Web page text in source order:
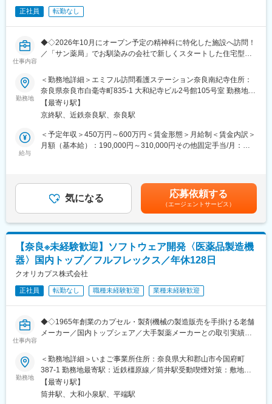
・サービス提供責任者（入社半年／年収420～650万円）
・サービスマネージャー（入社1年／年収560～700万円）
・エリアマネージャー（入社1年～／年収700～800万円）
・ブロックマネージャー（年収800～900万円）
・ゼネラルマネージャー（年収900～1200万円）
■ポジションの特徴：
フィスポジションです。
施設スタッフやご利用者様、ご家族様、ケアマネジャーなど多く
ン力も活かしながら活躍いただけます。未経験からでも介護事務
の専門知識を身につけ、着実にスキルアップできる環境です。
■評価制度：
価する目標管理制度を導入しています。目標達成に向けたプロセ
スや日々の取り組みも重視しており、一人ひとりの頑張りを適正
風通しが良く、部署や役職を問わず気軽に相談・意見交換ができ
る環境です。社内コミュニケーションも活発で、チームワークを
大切にしながら業務を進めています。
■福利厚生充実：
福利厚生倶楽部への加入、エクシブホテルの利用、誕生日ケーキ
のプレゼント、新年会・歓迎会など社内イベント費用の会社負担
など、福利厚生制度が充実しています。
また、社員同士の交流を深める機会として、BBQ、社長宅での蟹
パーティー、ゴルフ、ボウリングといった社内イベントも開催さ
変更の範囲：無
正社員 転勤なし
仕事内容
◆◇2026年10月にオープン予定の精神科に特化した施設へ訪問！
／「サン薬局」でお馴染みの会社で新しくスタートした住宅型有
フバランスを整えられる環境◎◆◇
■採用背景：
2026年10月に、精神障がい・知的障がい・認知症の方を主な対象
とした精神科特化型の住宅型有料老人ホームを新たに開設する予
定です。
これに伴い、施設利用者様への支援を目的とした訪問看護ステー
ションを新規立ち上げることとなりました。
す。
■業務内容：
的な支援を行っていただきます。
・ご利用者様の心身状態の観察・服薬管理・日常生活支援
・医師の指示に基づく精神症状への対応
・記録・報告書作成
・関係性を大切にした継続的な支援
◎週休2日制・日勤のみのため、生活リズムを整えながら無理なく
働くことができます。ご家族やご友人との予定も調整しやすく、
す。
◎スタッフ同士の連携を大切にしており、困ったときはお互いに
フォローし合いながら業務を進めています。チームワークを重視
した風土の中で、安心して業務に取り組むことができます。
勤務地
＜勤務地詳細＞エミフル訪問看護ステーション奈良南紀寺住所：
奈良県奈良市白毫寺町835-1 大和紀寺ビル2号館105号室 勤務地最
寄駅：万葉まほろば線／京終駅受動喫煙対策：屋内全面禁煙変更
の範囲：無
【最寄り駅】
京終駅、近鉄奈良駅、奈良駅
給与
＜予定年収＞450万円～600万円＜賃金形態＞月給制＜賃金内訳＞
月額（基本給）：190,000円～310,000円その他固定手当/月：
有＜給与補足＞■賞与実績：年2回（4月・9月）■昇給：年1回(10
月）■想定年収【看護師/1年】・入職1年目 450万円・入職5年目
510万円【管理者/3年】・入職1年目 550万円・入職3年目 600万
円賃金はあくまでも目安の金額であり、選考を通じて上下する可
能性があります。月給(月額)は固定手当を含めた表記です。
気になる 応募依頼する
（エージェントサービス）
【奈良※未経験歓迎】ソフトウェア開発〈医薬品製造機
器〉国内トップ／フルフレックス／年休128日
クオリカプス株式会社
正社員 転勤なし 職種未経験歓迎 業種未経験歓迎
仕事内容
◆◇1965年創業のカプセル・製剤機械の製造販売を手掛ける老舗
メーカー／国内トップシェア／大手製薬メーカーとの取引実績多
務可／年休128日でワークライフバランス◎◆◇
■採用背景：
現在、お客様からの引き合いが増加しており、対応力強化が急務
です。また今後は、海外展開にもさらに注力していき事業成長を
勤務地
＜勤務地詳細＞いまご事業所住所：奈良県大和郡山市今国府町
387-1 勤務地最寄駅：近鉄橿原線／筒井駅受動喫煙対策：敷地内
全面禁煙
【最寄り駅】
筒井駅、大和小泉駅、平端駅